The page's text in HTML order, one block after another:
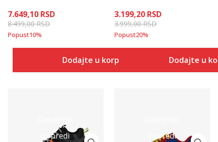
7.649,10 RSD
8.499,00RSD
Popust10%
Dodajte u korpu
3.199,20 RSD
3.999,00RSD
Popust20%
Dodajte u
Uporedi
Uporedi